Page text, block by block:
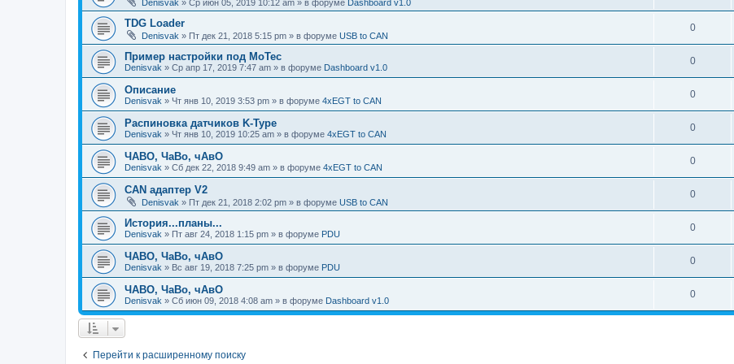
Denisvak » Ср июн 05, 2019 10:12 am » в форуме Dashboard v1.0
TDG Loader
Denisvak » Пт дек 21, 2018 5:15 pm » в форуме USB to CAN
0
Пример настройки под MoTec
Denisvak » Ср апр 17, 2019 7:47 am » в форуме Dashboard v1.0
0
Описание
Denisvak » Чт янв 10, 2019 3:53 pm » в форуме 4xEGT to CAN
0
Распиновка датчиков K-Type
Denisvak » Чт янв 10, 2019 10:25 am » в форуме 4xEGT to CAN
0
ЧАВО, ЧаВо, чАвО
Denisvak » Сб дек 22, 2018 9:49 am » в форуме 4xEGT to CAN
0
CAN адаптер V2
Denisvak » Пт дек 21, 2018 2:02 pm » в форуме USB to CAN
0
История...планы...
Denisvak » Пт авг 24, 2018 1:15 pm » в форуме PDU
0
ЧАВО, ЧаВо, чАвО
Denisvak » Вс авг 19, 2018 7:25 pm » в форуме PDU
0
ЧАВО, ЧаВо, чАвО
Denisvak » Сб июн 09, 2018 4:08 am » в форуме Dashboard v1.0
0
Перейти к расширенному поиску